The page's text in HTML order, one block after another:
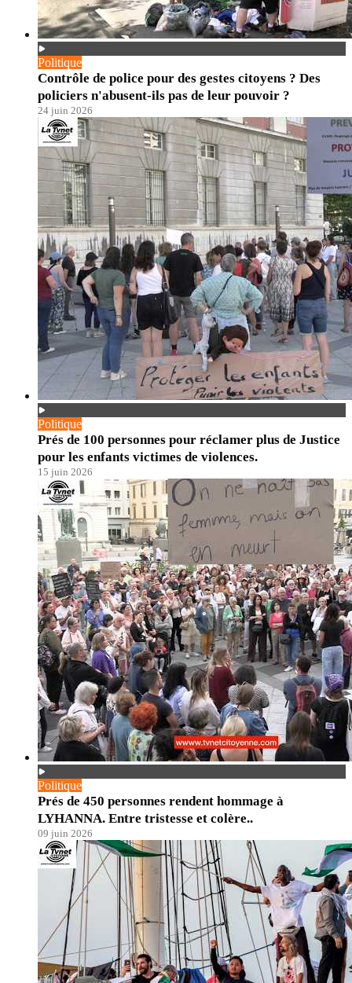
Politique
Contrôle de police pour des gestes citoyens ? Des
policiers n'abusent-ils pas de leur pouvoir ?
24 juin 2026
Politique
Prés de 100 personnes pour réclamer plus de Justice
pour les enfants victimes de violences.
15 juin 2026
Politique
Prés de 450 personnes rendent hommage à
LYHANNA. Entre tristesse et colère..
09 juin 2026